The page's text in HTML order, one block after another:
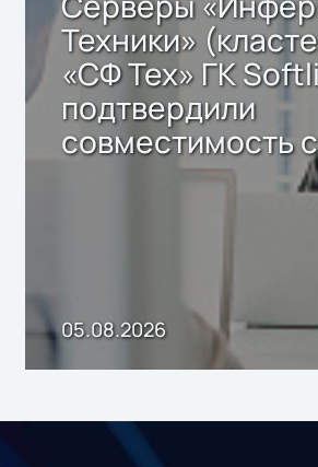
Техники»
«СФ Тех» ГК
подтвердили
совместимость с
решением Sharx
05.08.2026